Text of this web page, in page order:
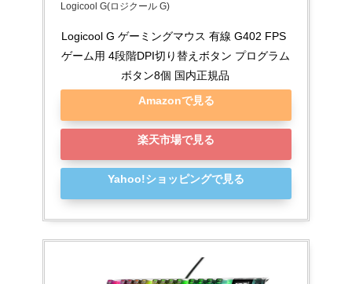
Logicool G(ロジクール G)
Logicool G ゲーミングマウス 有線 G402 FPS
ゲーム用 4段階DPI切り替えボタン プログラム
ボタン8個 国内正規品
Amazonで見る
楽天市場で見る
Yahoo!ショッピングで見る